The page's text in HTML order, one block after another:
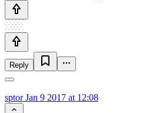
Reply
sptorJan 9 2017 at 12:08